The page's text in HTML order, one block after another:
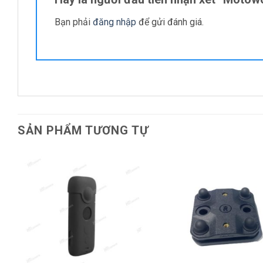
Bạn phải đăng nhập để gửi đánh giá.
SẢN PHẨM TƯƠNG TỰ